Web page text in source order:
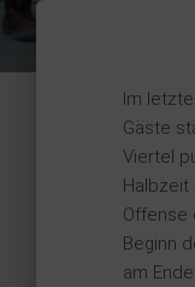
Im
Gäste
Viertel
Halbzeit
Offense
Beginn
am